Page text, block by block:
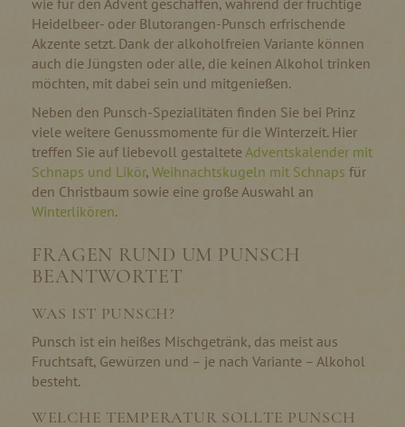
Heidelbeer- oder Blutorangen-Punsch erfrischende
Akzente setzt. Dank der alkoholfreien Variante können
auch die Jüngsten oder alle, die keinen Alkohol trinken
möchten, mit dabei sein und mitgenießen.
Neben den Punsch-Spezialitäten finden Sie bei Prinz
viele weitere Genussmomente für die Winterzeit. Hier
treffen Sie auf liebevoll gestaltete Adventskalender mit
Schnaps und Likör, Weihnachtskugeln mit Schnaps für
den Christbaum sowie eine große Auswahl an
Winterlikören.
FRAGEN RUND UM PUNSCH
BEANTWORTET
WAS IST PUNSCH?
Punsch ist ein heißes Mischgetränk, das meist aus
Fruchtsaft, Gewürzen und – je nach Variante – Alkohol
besteht.
WELCHE TEMPERATUR SOLLTE PUNSCH